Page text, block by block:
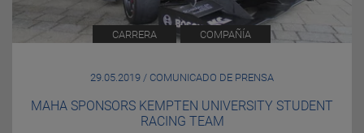
CARRERA COMPAÑÍA
29.05.2019 / COMUNICADO DE PRENSA
MAHA SPONSORS KEMPTEN UNIVERSITY STUDENT
RACING TEAM